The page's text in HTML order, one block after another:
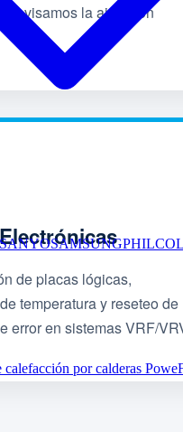
SANYOSAMSUNGPHILCO
por calderas
revisamos la aislación
de placas lógicas,
de temperatura y reseteo de
error en sistemas VRF/